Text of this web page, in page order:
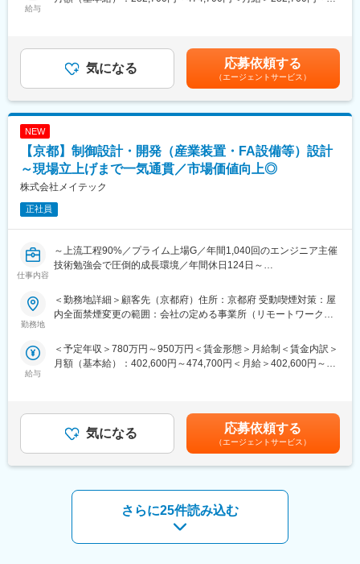
◎技術単価平均5,881円のハイレベルなPJTを担当可能
◎上流工程PJTが約90%
■主要取引先／敬称略：
株式会社デンソー、三菱重工業株式会社、ソニーセミコンダクタ
テク、本田技研工業株式会社、株式会社デンソーテン、株式会社
ＳＵＢＡＲＵ、ヤマハ発動機株式会社、トヨタ自動車株式会社等
取引先4,000社（グループ計）
変更の範囲：会社の定める業務
シーケンス制御のために、作成されたPLCのラダー図を評価した
り、制御盤の実装等にご対応いただきます。装置の立上げや調
整、異常時の対応にもご対応いただきます。
■製品：
■ツール／開発環境：
・各種PLC（三菱電機製、安川電機製、キーエンス製など）
■得られる経験：
PLC制御の経験を積むことで、汎用性の高い技術力を付けること
■魅力：
◎年間1040回のエンジニア主催技術勉強会で圧倒的成長環境
◎業界や職種を超えたメイテックの仲間とつながり自主勉強会も
◎最先端の技術情報を知る担当営業とともに身に着けるべき技術
や経験すべき業界を考え、キャリアを形成できる戦略的ローテー
◎技術単価平均5,881円のハイレベルなPJTを担当可能
◎上流工程PJTが約90%
■主要取引先／敬称略：
ソリューションズ株式会社、株式会社ニコン、株式会社日立ハイ
テク、本田技研工業株式会社、株式会社デンソーテン、株式会社
ＳＵＢＡＲＵ、ヤマハ発動機株式会社、トヨタ自動車株式会社等
取引先4,000社（グループ計）
給与
気になる 応募依頼する
（エージェントサービス）
NEW
【京都】制御設計・開発（産業装置・FA設備等）設計
～現場立上げまで一気通貫／市場価値向上◎
株式会社メイテック
正社員
仕事内容
～上流工程90%／プライム上場G／年間1,040回のエンジニア主催
技術勉強会で圧倒的成長環境／年間休日124日～
■業務内容：
産業装置、FA設備、生産ライン向けの制御設計・制御ソフト開発
■業務詳細：
・PLC制御プログラムの設計・実装（ラダー／ST 等）
・装置立上げ・調整・デバッグ
・既存装置の改良、トラブルシューティング
・機械設計・電気設計との仕様調整
※経験・スキルに応じて担当範囲を調整します。
■製品：
■組織構成：
勤務地
＜勤務地詳細＞顧客先（京都府）住所：京都府 受動喫煙対策：屋
内全面禁煙変更の範囲：会社の定める事業所（リモートワーク含
給与
＜予定年収＞780万円～950万円＜賃金形態＞月給制＜賃金内訳＞
月額（基本給）：402,600円～474,700円＜月給＞402,600円～
気になる 応募依頼する
（エージェントサービス）
さらに25件読み込む